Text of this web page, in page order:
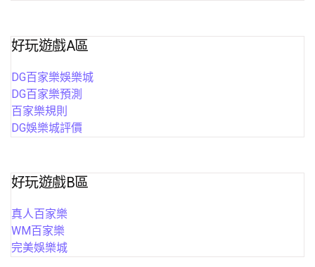
好玩遊戲A區
DG百家樂娛樂城
DG百家樂預測
百家樂規則
DG娛樂城評價
好玩遊戲B區
真人百家樂
WM百家樂
完美娛樂城